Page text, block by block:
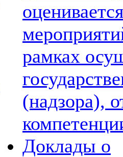
рамках
(надзора),
Доклады о